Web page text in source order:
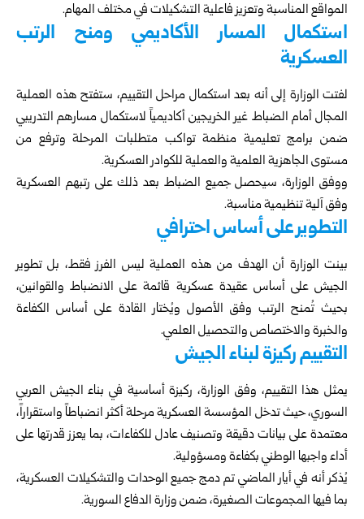
المواقع المناسبة وتعزيز فاعلية التشكيلات في مختلف المهام.
استكمال المسار الأكاديمي ومنح الرتب
العسكرية
لفتت الوزارة إلى أنه بعد استكمال مراحل التقييم، ستفتح هذه العملية
المجال أمام الضباط غير الخريجين أكاديمياً لاستكمال مسارهم التدريبي
ضمن برامج تعليمية منظمة تواكب متطلبات المرحلة وترفع من
مستوى الجاهزية العلمية والعملية للكوادر العسكرية.
ووفق الوزارة، سيحصل جميع الضباط بعد ذلك على رتبهم العسكرية
وفق آلية تنظيمية مناسبة.
التطوير على أساس احترافي
بينت الوزارة أن الهدف من هذه العملية ليس الفرز فقط، بل تطوير
الجيش على أساس عقيدة عسكرية قائمة على الانضباط والقوانين،
بحيث تُمنح الرتب وفق الأصول ويُختار القادة على أساس الكفاءة
والخبرة والاختصاص والتحصيل العلمي.
التقييم ركيزة لبناء الجيش
يمثل هذا التقييم، وفق الوزارة، ركيزة أساسية في بناء الجيش العربي
السوري، حيث تدخل المؤسسة العسكرية مرحلة أكثر انضباطاً واستقراراً،
معتمدة على بيانات دقيقة وتصنيف عادل للكفاءات، بما يعزز قدرتها على
أداء واجبها الوطني بكفاءة ومسؤولية.
يُذكر أنه في أيار الماضي تم دمج جميع الوحدات والتشكيلات العسكرية،
بما فيها المجموعات الصغيرة، ضمن وزارة الدفاع السورية.